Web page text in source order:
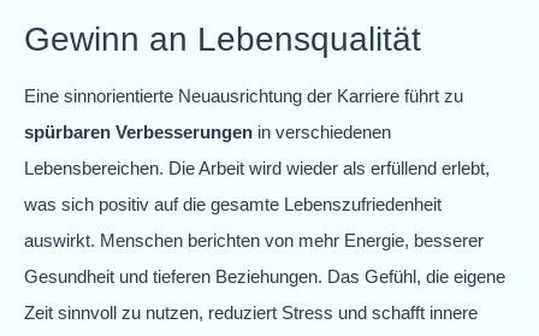
Gewinn an Lebensqualität
Eine sinnorientierte Neuausrichtung der Karriere führt zu
spürbaren Verbesserungen in verschiedenen
Lebensbereichen. Die Arbeit wird wieder als erfüllend erlebt,
was sich positiv auf die gesamte Lebenszufriedenheit
auswirkt. Menschen berichten von mehr Energie, besserer
Gesundheit und tieferen Beziehungen. Das Gefühl, die eigene
Zeit sinnvoll zu nutzen, reduziert Stress und schafft innere